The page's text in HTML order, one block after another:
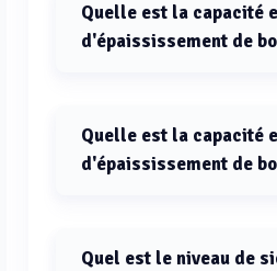
Quelle est la capacité
d'épaississement de
Quelle est la capacité
d'épaississement de
Quel est le niveau de